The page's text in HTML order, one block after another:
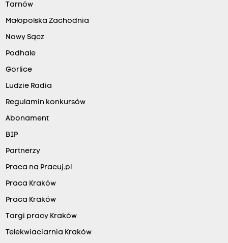
Tarnów
Małopolska Zachodnia
Nowy Sącz
Podhale
Gorlice
Ludzie Radia
Regulamin konkursów
Abonament
BIP
Partnerzy
Praca na Pracuj.pl
Praca Kraków
Praca Kraków
Targi pracy Kraków
Telekwiaciarnia Kraków